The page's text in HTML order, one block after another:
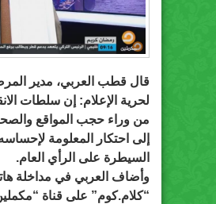
قال قطب العربي، مدير
لحرية الإعلام: إن سلطات
من وراء حجب المواقع
إلى احتكار المعلومة
السيطرة على الرأي العام.
وأضاف العربي في مداخلة
“كلام.كوم” على قناة